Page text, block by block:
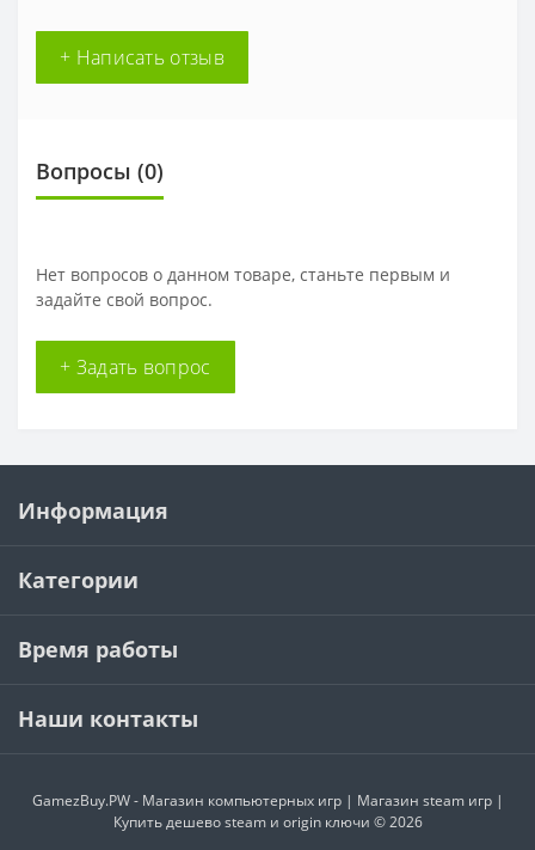
+ Написать отзыв
Вопросы (0)
Нет вопросов о данном товаре, станьте первым и
задайте свой вопрос.
+ Задать вопрос
Информация
Категории
Время работы
Наши контакты
GamezBuy.PW - Магазин компьютерных игр | Магазин steam игр |
Купить дешево steam и origin ключи © 2026